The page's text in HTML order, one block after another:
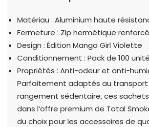
Matériau : Aluminium haute
Fermeture : Zip hermétique renforcé
Design : Édition Manga Girl Violette
Conditionnement : Pack de 100
Propriétés : Anti-odeur et anti-
Parfaitement adaptés au transport
rangement sédentaire, ces
dans l’offre premium de Total
du choix pour les accessoires de